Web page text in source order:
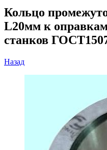
Кольцо
L20мм к
станков
Назад